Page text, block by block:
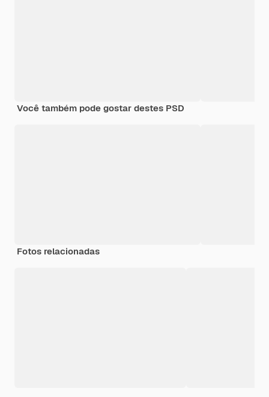
Você também pode gostar destes PSD
Fotos relacionadas